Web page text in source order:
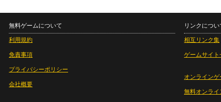
無料ゲームについて
利用規約
免責事項
プライバシーポリシー
会社概要
リンクについ
相互リンク集
ゲームサイト
オンラインゲ
無料オンライ